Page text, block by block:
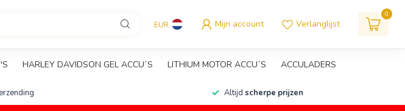
EUR Mijn account Verlanglijst
0
HARLEY DAVIDSON GEL ACCU´S LITHIUM MOTOR ACCU´S ACCULADERS
Altijd scherpe prijzen